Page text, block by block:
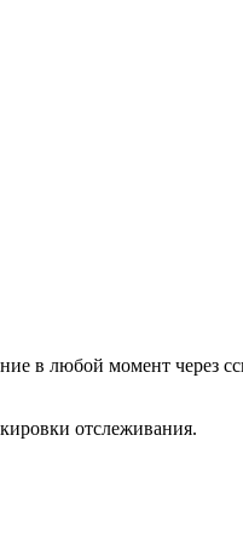
в любой момент через
отслеживания.